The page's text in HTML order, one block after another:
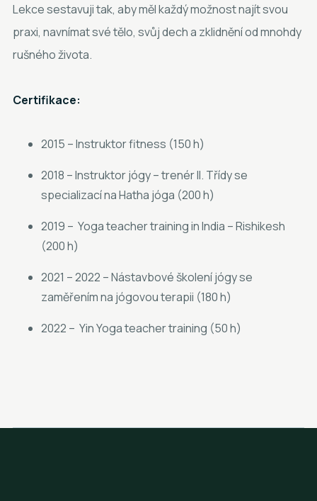
Lekce sestavuji tak, aby měl každý možnost najít svou
praxi, navnímat své tělo, svůj dech a zklidnění od mnohdy
rušného života.
Certifikace:
2015 – Instruktor fitness (150 h)
2018 – Instruktor jógy – trenér II. Třídy se
specializací na Hatha jóga (200 h)
2019 – Yoga teacher training in India – Rishikesh
(200 h)
2021 – 2022 – Nástavbové školení jógy se
zaměřením na jógovou terapii (180 h)
2022 – Yin Yoga teacher training (50 h)